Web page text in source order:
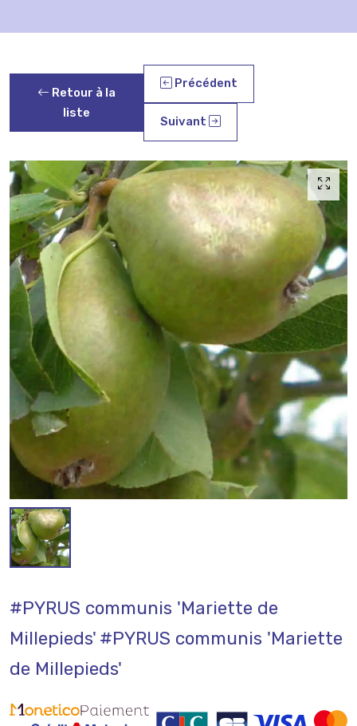
Retour à la
liste
Précédent
Suivant
#PYRUS communis 'Mariette de
Millepieds' #PYRUS communis 'Mariette
de Millepieds'